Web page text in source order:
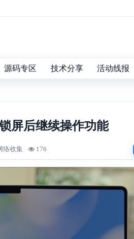
源码专区 技术分享 活动线报
屏后继续操作功能
络收集 176